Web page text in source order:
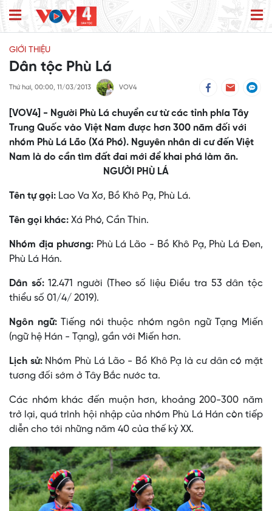
GIỚI THIỆU
Dân tộc Phù Lá
Thứ hai, 00:00, 11/03/2013 VOV4
[VOV4] - Người Phù Lá chuyển cư từ các tỉnh phía Tây
Trung Quốc vào Việt Nam được hơn 300 năm đối với
nhóm Phù Lá Lão (Xá Phó). Nguyên nhân di cư đến Việt
Nam là do cần tìm đất đai mới để khai phá làm ăn.
NGƯỜI PHÙ LÁ
Tên tự gọi: Lao Va Xơ, Bồ Khô Pạ, Phù Lá.
Tên gọi khác: Xá Phó, Cần Thin.
Nhóm địa phương:Phù Lá Lão - Bồ Khô Pạ, Phù Lá Ðen,
Phù Lá Hán.
Dân số:12.471 người (Theo số liệu Điều tra 53 dân tộc
thiểu số 01/4/ 2019).
Ngôn ngữ:Tiếng nói thuộc nhóm ngôn ngữ Tạng Miến
(ngữ hệ Hán - Tạng), gần với Miến hơn.
Lịch sử:Nhóm Phù Lá Lão - Bồ Khô Pạ là cư dân có mặt
tương đối sớm ở Tây Bắc nước ta.
Các nhóm khác đến muộn hơn, khoảng 200-300 năm
trở lại, quá trình hội nhập của nhóm Phù Lá Hán còn tiếp
diễn cho tới những năm 40 của thế kỷ XX.